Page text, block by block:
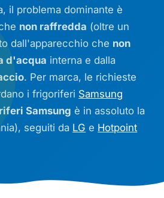
il problema dominante è
non raffredda (oltre un
dall'apparecchio che non
d'acqua interna e dalla
. Per marca, le richieste
i frigoriferi Samsung
Samsung è in assoluto la
seguiti da LG e Hotpoint